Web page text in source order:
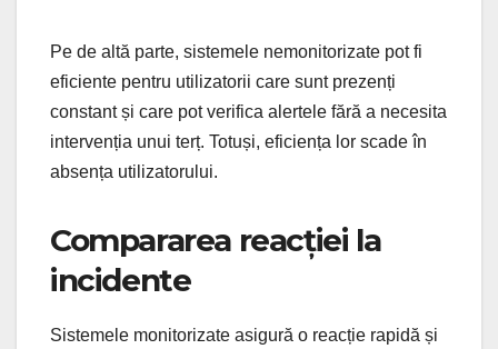
Pe de altă parte, sistemele nemonitorizate pot fi
eficiente pentru utilizatorii care sunt prezenți
constant și care pot verifica alertele fără a necesita
intervenția unui terț. Totuși, eficiența lor scade în
absența utilizatorului.
Compararea reacției la
incidente
Sistemele monitorizate asigură o reacție rapidă și